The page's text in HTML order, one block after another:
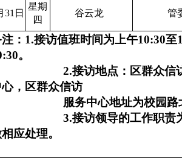
31日
星期
四
谷云龙 管
： 1.接访值班时间为上午10:30至
。
2.接访地点：区群众信
心，区群众信访
服务中心地址为校园
3.接访领导的工作职责
应处理。